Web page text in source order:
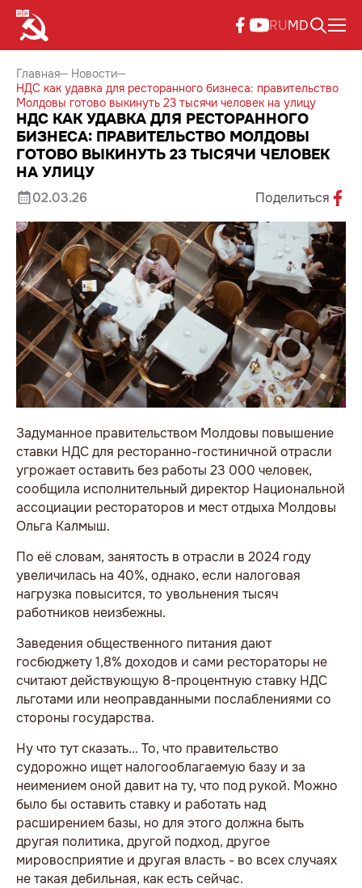
RUMD
Главная
Новости
НДС как удавка для ресторанного бизнеса: правительство
Молдовы готово выкинуть 23 тысячи человек на улицу
НДС КАК УДАВКА ДЛЯ РЕСТОРАННОГО
БИЗНЕСА: ПРАВИТЕЛЬСТВО МОЛДОВЫ
ГОТОВО ВЫКИНУТЬ 23 ТЫСЯЧИ ЧЕЛОВЕК
НА УЛИЦУ
02.03.26 Поделиться
Задуманное правительством Молдовы повышение
ставки НДС для ресторанно-гостиничной отрасли
угрожает оставить без работы 23 000 человек,
сообщила исполнительный директор Национальной
ассоциации рестораторов и мест отдыха Молдовы
Ольга Калмыш.
По её словам, занятость в отрасли в 2024 году
увеличилась на 40%, однако, если налоговая
нагрузка повысится, то увольнения тысяч
работников неизбежны.
Заведения общественного питания дают
госбюджету 1,8% доходов и сами рестораторы не
считают действующую 8-процентную ставку НДС
льготами или неоправданными послаблениями со
стороны государства.
Ну что тут сказать... То, что правительство
судорожно ищет налогооблагаемую базу и за
неимением оной давит на ту, что под рукой. Можно
было бы оставить ставку и работать над
расширением базы, но для этого должна быть
другая политика, другой подход, другое
мировосприятие и другая власть - во всех случаях
не такая дебильная, как есть сейчас.